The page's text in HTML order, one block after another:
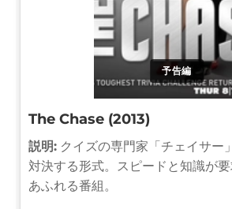
予告編
The Chase (2013)
説明: クイズの専門家「チェイサー
対決する形式。スピードと知識が
あふれる番組。